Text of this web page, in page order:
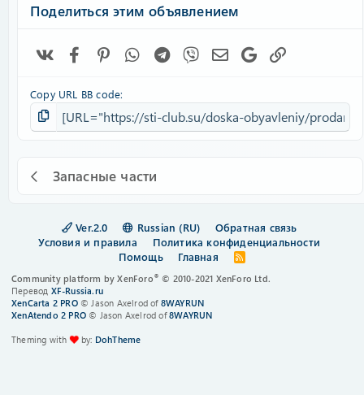
Поделиться этим объявлением
FacebookPinterestWhatsAppTelegram
Viber Электронная почта
Google
Copy URL BB code
Запасные части
Ver.2.0 Russian (RU)
Обратная связь
Условия и правила
Политика конфиденциальности
Помощь
Главная
R
S
Community platform by XenForo® © 2010-2021 XenForo Ltd.
Перевод XF-Russia.ru
XenCarta 2 PRO© Jason Axelrod of 8WAYRUN
XenAtendo 2 PRO © Jason Axelrod of8WAYRUN
Theming with
by: DohTheme